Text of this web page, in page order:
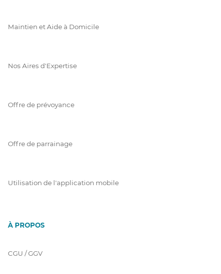
Maintien et Aide à Domicile
Nos Aires d'Expertise
Offre de prévoyance
Offre de parrainage
Utilisation de l'application mobile
À PROPOS
CGU / GGV